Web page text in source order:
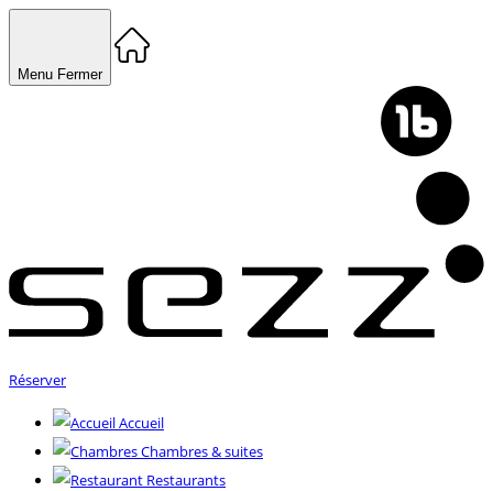
Menu Fermer
Réserver
Accueil
Chambres & suites
Restaurants